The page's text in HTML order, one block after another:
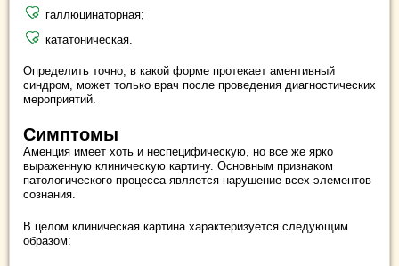
галлюцинаторная;
кататоническая.
Определить точно, в какой форме протекает аментивный
синдром, может только врач после проведения диагностических
мероприятий.
Симптомы
Аменция имеет хоть и неспецифическую, но все же ярко
выраженную клиническую картину. Основным признаком
патологического процесса является нарушение всех элементов
сознания.
В целом клиническая картина характеризуется следующим
образом: